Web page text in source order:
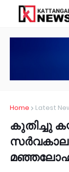
Home Latest
കുതിച്ചു
സർവകാല